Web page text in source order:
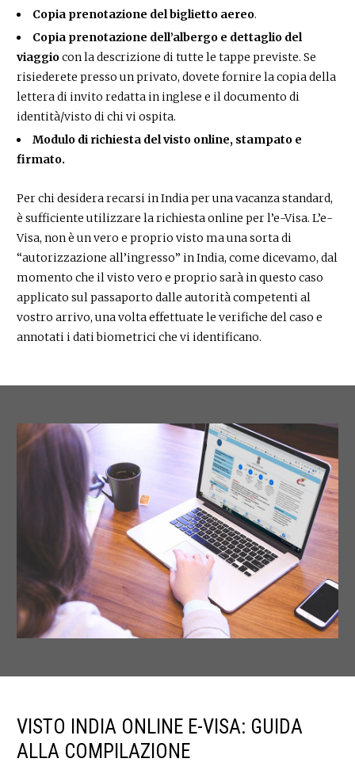
Copia prenotazione del biglietto aereo.
Copia prenotazione dell’albergo e dettaglio del
viaggiocon la descrizione di tutte le tappe previste. Se
risiederete presso un privato, dovete fornire la copia della
lettera di invito redatta in inglese e il documento di
identità/visto di chi vi ospita.
Modulo di richiesta del visto online, stampato e
firmato.
Per chi desidera recarsi in India per una vacanza standard,
è sufficiente utilizzare la richiesta online per l’e-Visa. L’e-
Visa, non è un vero e proprio visto ma una sorta di
“autorizzazione all’ingresso” in India, come dicevamo, dal
momento che il visto vero e proprio sarà in questo caso
applicato sul passaporto dalle autorità competenti al
vostro arrivo, una volta effettuate le verifiche del caso e
annotati i dati biometrici che vi identificano.
VISTO INDIA ONLINE E-VISA: GUIDA
ALLA COMPILAZIONE